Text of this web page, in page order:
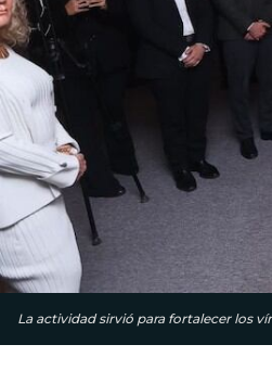
La actividad sirvió para fortalecer los